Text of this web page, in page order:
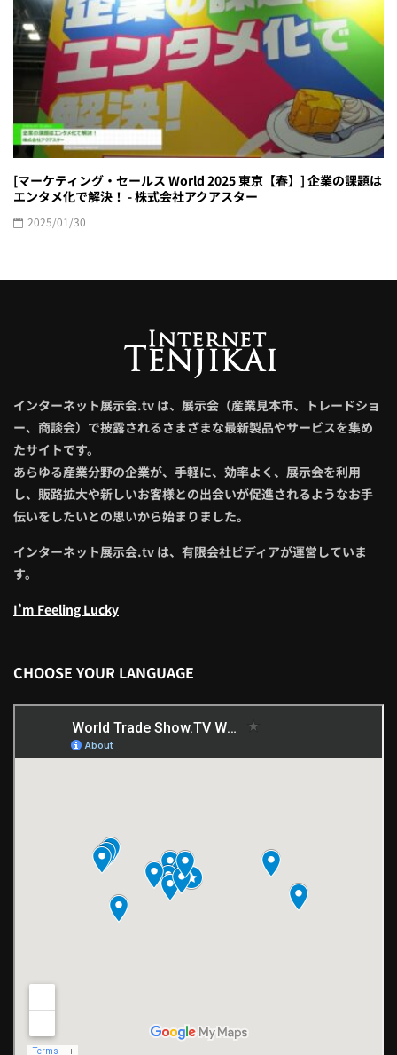
[マーケティング・セールス World 2025 東京【春】] 企業の課題は
エンタメ化で解決！ - 株式会社アクアスター
2025/01/30
インターネット展示会.tv は、展示会（産業見本市、トレードショ
ー、商談会）で披露されるさまざまな最新製品やサービスを集め
たサイトです。
あらゆる産業分野の企業が、手軽に、効率よく、展示会を利用
し、販路拡大や新しいお客様との出会いが促進されるようなお手
伝いをしたいとの思いから始まりました。
インターネット展示会.tv は、有限会社ビディアが運営していま
す。
I’m Feeling Lucky
CHOOSE YOUR LANGUAGE